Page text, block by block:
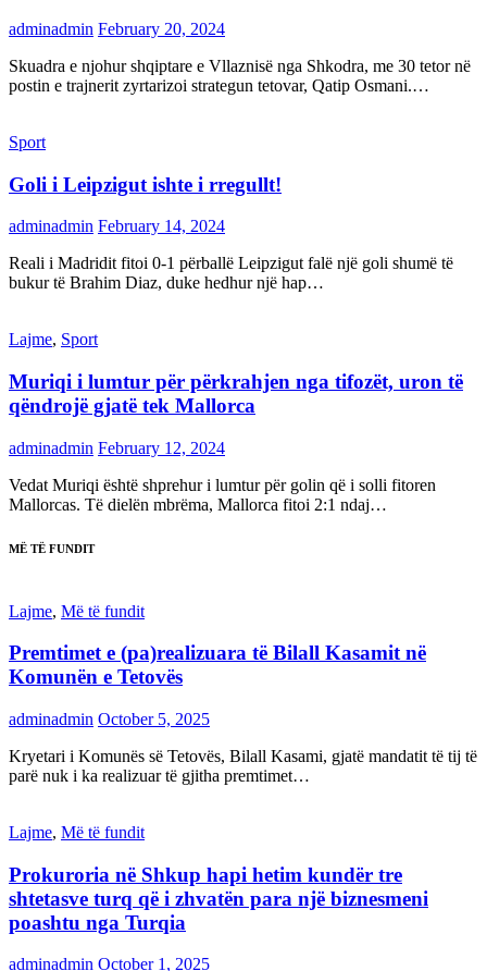
adminadmin February 20, 2024
Skuadra e njohur shqiptare e Vllaznisë nga Shkodra, me 30 tetor në
postin e trajnerit zyrtarizoi strategun tetovar, Qatip Osmani.…
Sport
Goli i Leipzigut ishte i rregullt!
adminadmin February 14, 2024
Reali i Madridit fitoi 0-1 përballë Leipzigut falë një goli shumë të
bukur të Brahim Diaz, duke hedhur një hap…
Lajme, Sport
Muriqi i lumtur për përkrahjen nga tifozët, uron të
qëndrojë gjatë tek Mallorca
adminadmin February 12, 2024
Vedat Muriqi është shprehur i lumtur për golin që i solli fitoren
Mallorcas. Të dielën mbrëma, Mallorca fitoi 2:1 ndaj…
MË TË FUNDIT
Lajme, Më të fundit
Premtimet e (pa)realizuara të Bilall Kasamit në
Komunën e Tetovës
adminadmin October 5, 2025
Kryetari i Komunës së Tetovës, Bilall Kasami, gjatë mandatit të tij të
parë nuk i ka realizuar të gjitha premtimet…
Lajme, Më të fundit
Prokuroria në Shkup hapi hetim kundër tre
shtetasve turq që i zhvatën para një biznesmeni
poashtu nga Turqia
adminadmin October 1, 2025